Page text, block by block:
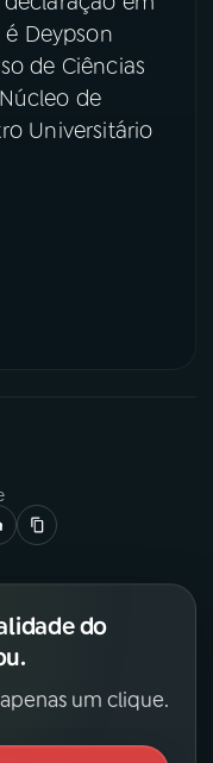
é Deypson
de Ciências
de
Universitário
do
um clique.